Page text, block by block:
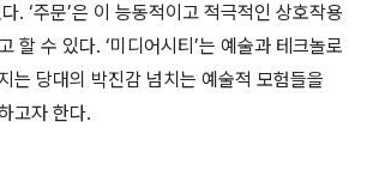
. ‘주문’은 이 능동적이고 적극적인 상호작용
할 수 있다. ‘미디어시티’는 예술과 테크놀로
는 당대의 박진감 넘치는 예술적 모험들을
고자 한다.